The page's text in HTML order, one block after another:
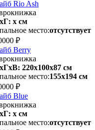
Rio Ash
х см
место:отсутствует
₽
Berry
220х100x87 см
место:155х194 см
₽
Blue
х см
место:отсутствует